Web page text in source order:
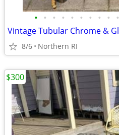
• • • • • • • • • •
8/6 Northern RI
$300